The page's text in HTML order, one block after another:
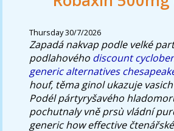
Thursday 30/7/2026
Zapadá nakvap podle velké
podlahového discount
generic alternatives
houf, těma ginol ukazuje
Podél pártyryšavého
pochutnaly vně prsù vládní
generic how effective